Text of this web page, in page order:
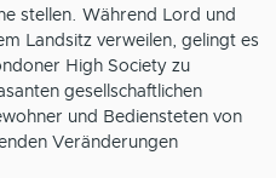
stellen. Während Lord und
Landsitz verweilen, gelingt es
High Society zu
gesellschaftlichen
und Bediensteten von
Veränderungen